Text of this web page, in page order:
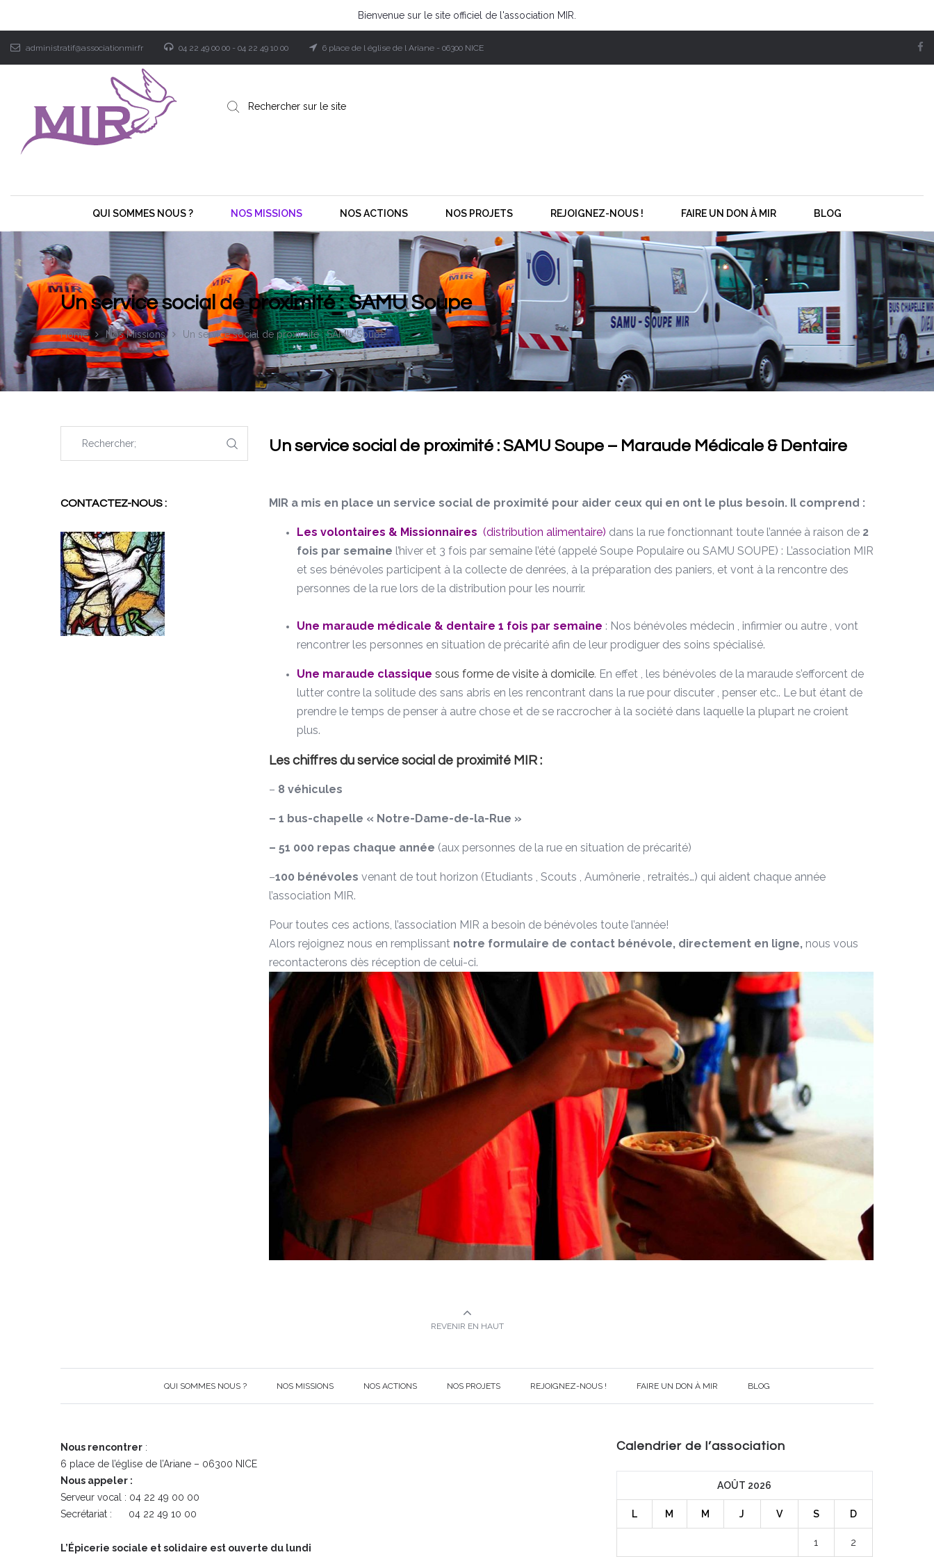
Bienvenue sur le site officiel de l'association MIR.
administratif@associationmir.fr 04 22 49 00 00 - 04 22 49 10 00 6 place de l église de l Ariane - 06300 NICE
QUI SOMMES NOUS ? NOS MISSIONS NOS ACTIONS NOS PROJETS REJOIGNEZ-NOUS ! FAIRE UN DON À MIR BLOG
Un service social de proximité : SAMU Soupe
Home Nos Missions Un service social de proximité : SAMU Soupe
Un service social de proximité : SAMU Soupe – Maraude Médicale & Dentaire
MIR a mis en place un service social de proximité pour aider ceux qui en ont le plus besoin. Il comprend :
Les volontaires & Missionnaires (distribution alimentaire) dans la rue fonctionnant toute l’année à raison de 2
fois par semaine l’hiver et 3 fois par semaine l’été (appelé Soupe Populaire ou SAMU SOUPE) : L’association MIR
et ses bénévoles participent à la collecte de denrées, à la préparation des paniers, et vont à la rencontre des
personnes de la rue lors de la distribution pour les nourrir.
Une maraude médicale & dentaire 1 fois par semaine : Nos bénévoles médecin , infirmier ou autre , vont
rencontrer les personnes en situation de précarité afin de leur prodiguer des soins spécialisé.
Une maraude classique sous forme de visite à domicile. En effet , les bénévoles de la maraude s’efforcent de
lutter contre la solitude des sans abris en les rencontrant dans la rue pour discuter , penser etc.. Le but étant de
prendre le temps de penser à autre chose et de se raccrocher à la société dans laquelle la plupart ne croient
plus.
Les chiffres du service social de proximité MIR :
– 8 véhicules
– 1 bus-chapelle « Notre-Dame-de-la-Rue »
– 51 000 repas chaque année (aux personnes de la rue en situation de précarité)
–100 bénévoles venant de tout horizon (Etudiants , Scouts , Aumônerie , retraités…) qui aident chaque année
l’association MIR.
Pour toutes ces actions, l’association MIR a besoin de bénévoles toute l’année!
Alors rejoignez nous en remplissant notre formulaire de contact bénévole, directement en ligne, nous vous
recontacterons dès réception de celui-ci.
CONTACTEZ-NOUS :
REVENIR EN HAUT
QUI SOMMES NOUS ? NOS MISSIONS NOS ACTIONS NOS PROJETS REJOIGNEZ-NOUS ! FAIRE UN DON À MIR BLOG
Nous rencontrer :
6 place de l’église de l’Ariane – 06300 NICE
Nous appeler :
Serveur vocal : 04 22 49 00 00
Secrétariat : 04 22 49 10 00
L’Épicerie sociale et solidaire est ouverte du lundi
Calendrier de l’association
AOÛT 2026
L M M J V S D
1 2